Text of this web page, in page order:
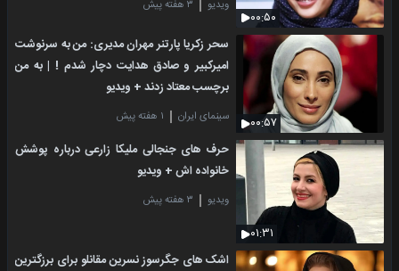
۰۰:۵۰
ویدیو ۳ هفته پیش
۰۰:۵۷
سحر زکریا پارتنر مهران مدیری: من به سرنوشت
امیرکبیر و صادق هدایت دچار شدم ! | به من
برچسب معتاد زدند + ویدیو
سینمای ایران ۱ هفته پیش
۰۱:۳۱
حرف های جنجالی ملیکا زارعی درباره پوشش
خانواده اش + ویدیو
ویدیو ۳ هفته پیش
اشک های جگرسوز نسرین مقانلو برای برزگترین